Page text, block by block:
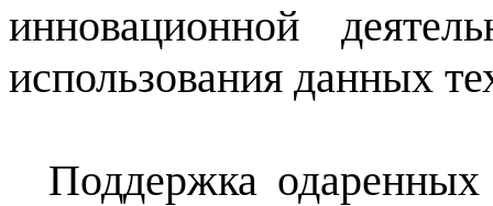
инновационной
использования данных
Поддержка